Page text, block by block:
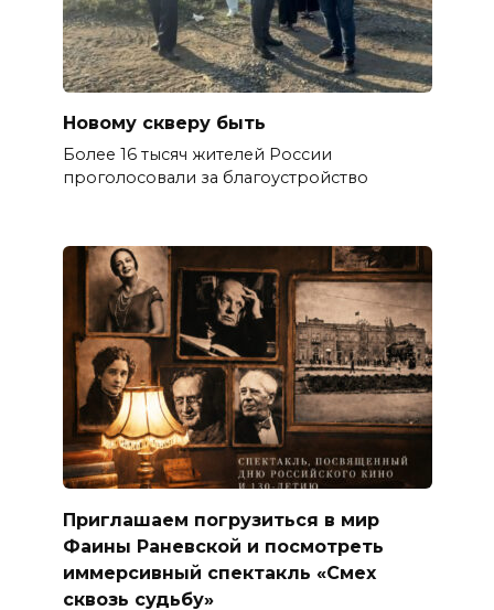
Новому скверу быть
Более 16 тысяч жителей России
проголосовали за благоустройство
Приглашаем погрузиться в мир
Фаины Раневской и посмотреть
иммерсивный спектакль «Смех
сквозь судьбу»